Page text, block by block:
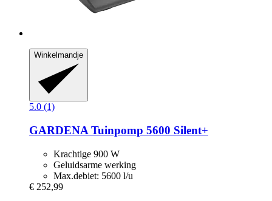
Winkelmandje
5.0 (1)
GARDENA Tuinpomp 5600 Silent+
Krachtige 900 W
Geluidsarme werking
Max.debiet: 5600 l/u
€ 252,99